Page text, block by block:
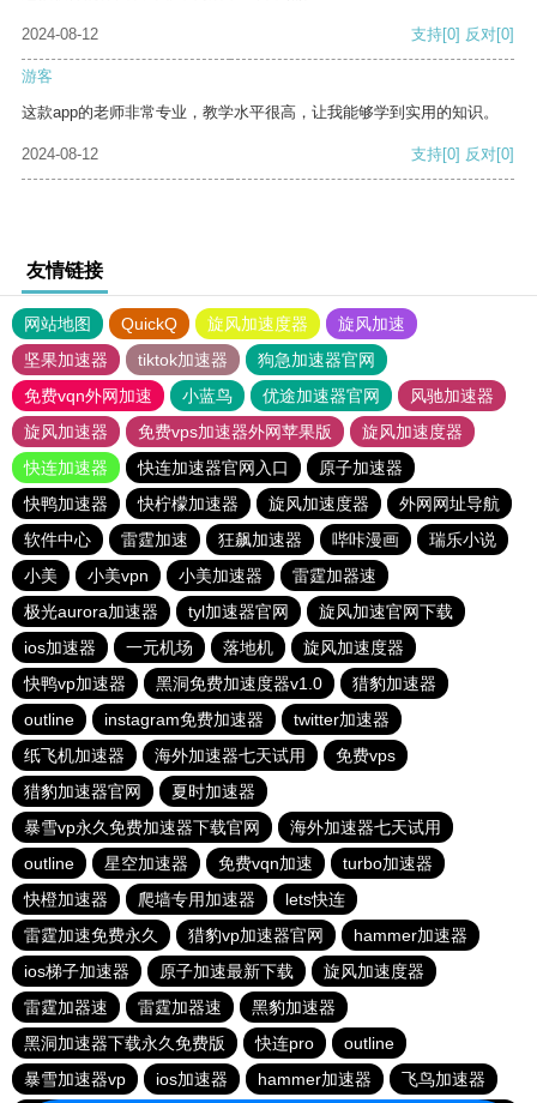
2024-08-12 支持[0] 反对[0]
游客
这款app的老师非常专业，教学水平很高，让我能够学到实用的知识。
2024-08-12 支持[0] 反对[0]
友情链接
网站地图 QuickQ 旋风加速度器
旋风加速
坚果加速器
tiktok加速器
狗急加速器官网
免费vqn外网加速
小蓝鸟 优途加速器官网
风驰加速器
旋风加速器
免费vps加速器外网苹果版
旋风加速度器
快连加速器
快连加速器官网入口
原子加速器
快鸭加速器
快柠檬加速器 旋风加速度器
外网网址导航
软件中心
雷霆加速 狂飙加速器 哔咔漫画
瑞乐小说
小美
小美vpn 小美加速器
雷霆加器速
极光aurora加速器
tyl加速器官网
旋风加速官网下载
ios加速器
一元机场 落地机
旋风加速度器
快鸭vp加速器
黑洞免费加速度器v1.0
猎豹加速器
outline
instagram免费加速器
twitter加速器
纸飞机加速器
海外加速器七天试用
免费vps
猎豹加速器官网
夏时加速器
暴雪vp永久免费加速器下载官网
海外加速器七天试用
outline
星空加速器 免费vqn加速
turbo加速器
快橙加速器
爬墙专用加速器
lets快连
雷霆加速免费永久
猎豹vp加速器官网
hammer加速器
ios梯子加速器
原子加速最新下载
旋风加速度器
雷霆加器速
雷霆加器速
黑豹加速器
黑洞加速器下载永久免费版
快连pro
outline
暴雪加速器vp
ios加速器 hammer加速器 飞鸟加速器